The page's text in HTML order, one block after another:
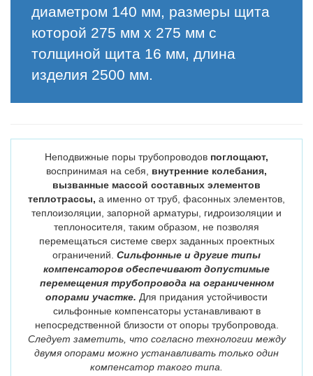
диаметром 140 мм, размеры щита
которой 275 мм х 275 мм с
толщиной щита 16 мм, длина
изделия 2500 мм.
Неподвижные поры трубопроводов поглощают,
воспринимая на себя, внутренние колебания,
вызванные массой составных элементов
теплотрассы, а именно от труб, фасонных элементов,
теплоизоляции, запорной арматуры, гидроизоляции и
теплоносителя, таким образом, не позволяя
перемещаться системе сверх заданных проектных
ограничений. Сильфонные и другие типы
компенсаторов обеспечивают допустимые
перемещения трубопровода на ограниченном
опорами участке. Для придания устойчивости
сильфонные компенсаторы устанавливают в
непосредственной близости от опоры трубопровода.
Следует заметить, что согласно технологии между
двумя опорами можно устанавливать только один
компенсатор такого типа.